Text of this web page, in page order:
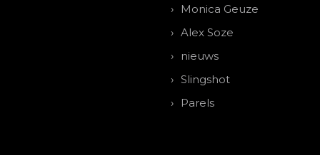
Monica Geuze
Alex Soze
nieuws
Slingshot
Parels